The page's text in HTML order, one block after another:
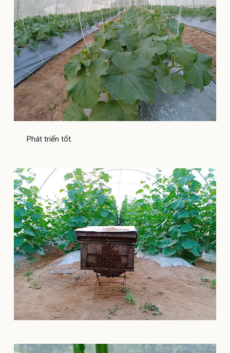
Phát triển tốt.